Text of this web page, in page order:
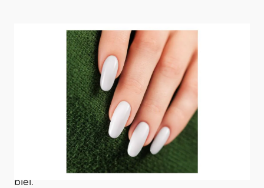
Paznokcie mleczne – delikatny mleczny
manicure
Odkryj nową kolekcję
POMODORO PURE
CREAMY HYBRID– kremowe lakiery hybrydowe
inspirowane zmysłowymi smakami.
262 Stella Mozzarella delikatna, mleczna
biel.